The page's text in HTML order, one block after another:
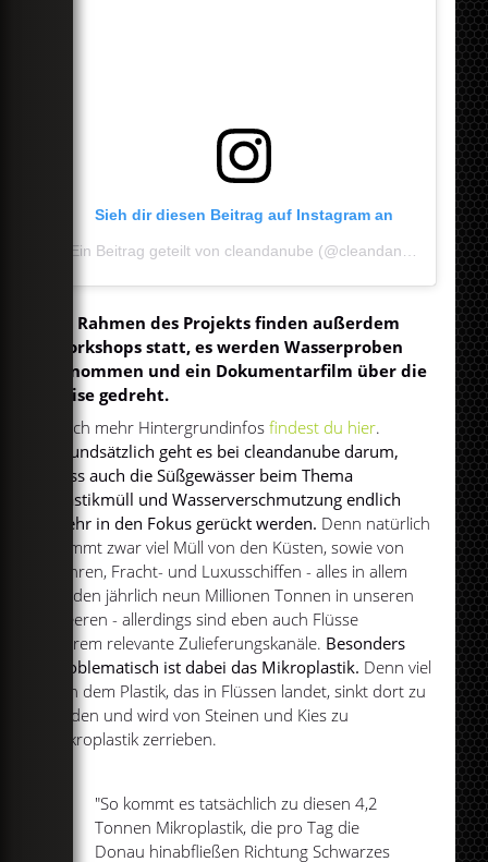
Sieh dir diesen Beitrag auf Instagram an
Im Rahmen des Projekts finden außerdem
Workshops statt, es werden Wasserproben
genommen und ein Dokumentarfilm über die
Reise gedreht.
Noch mehr Hintergrundinfosfindest du hier.
Grundsätzlich geht es bei cleandanube darum,
dass auch die Süßgewässer beim Thema
Plastikmüll und Wasserverschmutzung endlich
mehr in den Fokus gerückt werden. Denn natürlich
kommt zwar viel Müll von den Küsten, sowie von
Fähren, Fracht- und Luxusschiffen - alles in allem
landen jährlich neun Millionen Tonnen in unseren
Meeren - allerdings sind eben auch Flüsse
extrem relevante Zulieferungskanäle. Besonders
problematisch ist dabei das Mikroplastik. Denn viel
von dem Plastik, das in Flüssen landet, sinkt dort zu
Boden und wird von Steinen und Kies zu
Mikroplastik zerrieben.
"So kommt es tatsächlich zu diesen 4,2
Tonnen Mikroplastik, die pro Tag die
Donau hinabfließen Richtung Schwarzes